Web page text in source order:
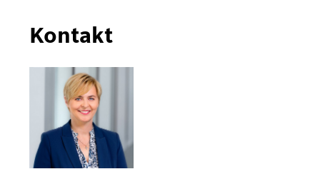
Kontakt